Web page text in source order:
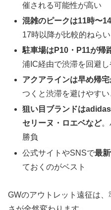
催される可能性が高い
混雑のピークは11時〜
17時以降が比較的ねらい
駐車場はP10・P11が帰
浦IC経由で渋滞を回避し
アクアラインは早め帰宅
つくと渋滞を避けやす
狙い目ブランドは
セリーヌ・ロエベなど。
勝負
公式サイトやSNSで最
ておくのがベスト
GWのアウトレット遠征は